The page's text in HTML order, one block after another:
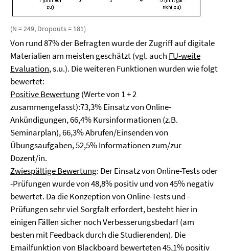
(N = 249, Dropouts = 181)
Von rund 87% der Befragten wurde der Zugriff auf digitale
Materialien am meisten geschätzt (vgl. auch FU-weite
Evaluation, s.u.). Die weiteren Funktionen wurden wie folgt
bewertet:
Positive Bewertung(Werte von 1 + 2
zusammengefasst):73,3% Einsatz von Online-
Ankündigungen, 66,4% Kursinformationen (z.B.
Seminarplan), 66,3% Abrufen/Einsenden von
Übungsaufgaben, 52,5% Informationen zum/zur
Dozent/in.
Zwiespältige Bewertung: Der Einsatz von Online-Tests oder
-Prüfungen wurde von 48,8% positiv und von 45% negativ
bewertet. Da die Konzeption von Online-Tests und -
Prüfungen sehr viel Sorgfalt erfordert, besteht hier in
einigen Fällen sicher noch Verbesserungsbedarf (am
besten mit Feedback durch die Studierenden). Die
Emailfunktion von Blackboard bewerteten 45,1% positiv